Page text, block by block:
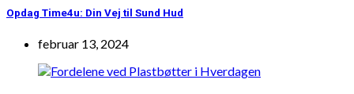
Opdag Time4u: Din Vej til Sund Hud
februar 13, 2024